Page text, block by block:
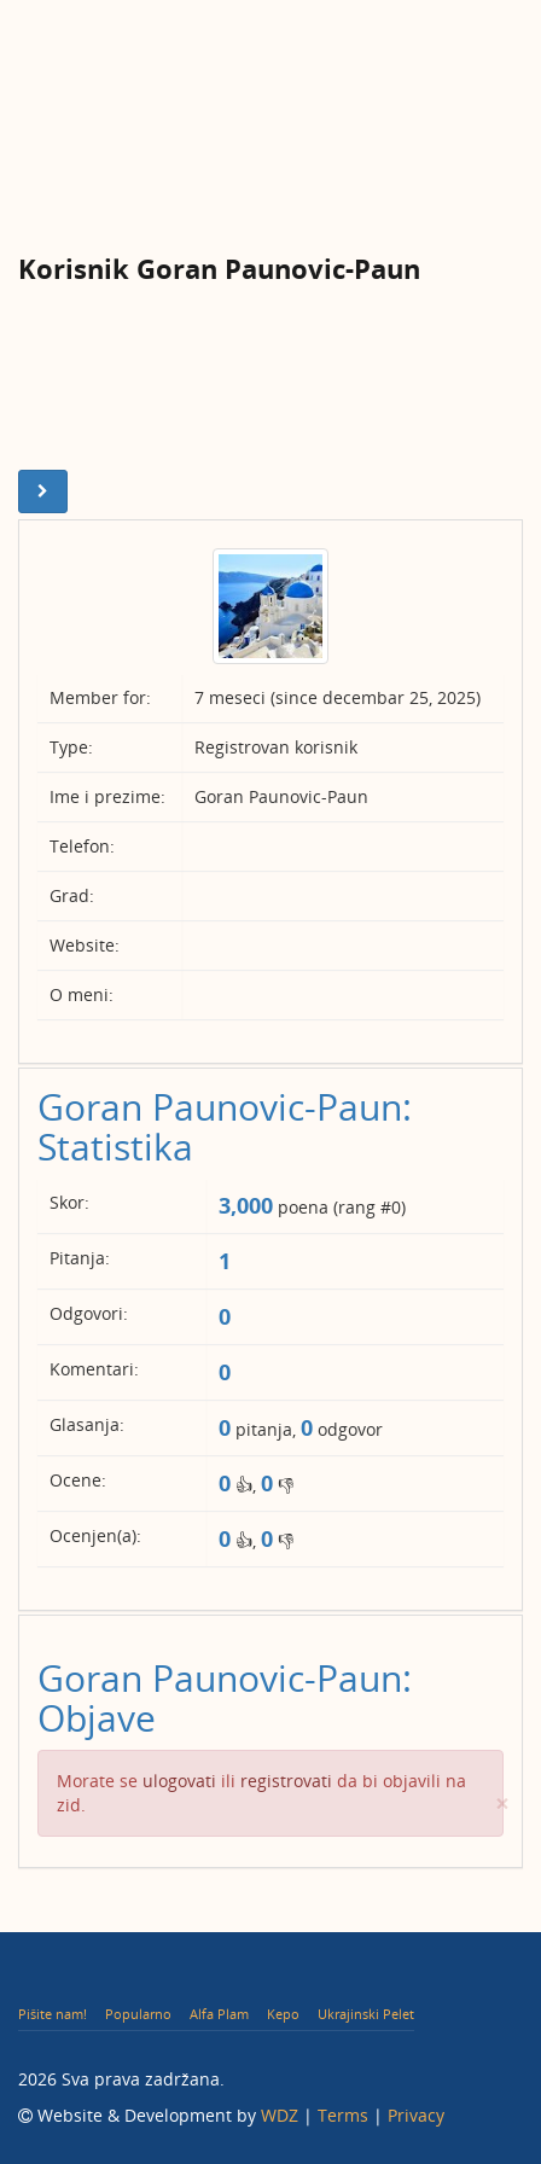
Korisnik Goran Paunovic-Paun
Member for: 7 meseci (since decembar 25, 2025)
Type: Registrovan korisnik
Ime i prezime: Goran Paunovic-Paun
Telefon:
Grad:
Website:
O meni:
Goran Paunovic-Paun:
Statistika
Skor: 3,000 poena (rang #0)
Pitanja: 1
Odgovori: 0
Komentari: 0
Glasanja: 0 pitanja, 0 odgovor
Ocene: 0 👍, 0 👎
Ocenjen(a): 0 👍, 0 👎
Goran Paunovic-Paun:
Objave
Morate se ulogovati ili registrovati da bi objavili na
zid.
×
Pišite nam! Popularno Alfa Plam Kepo Ukrajinski Pelet
2026 Sva prava zadržana.
Website & Development by WDZ | Terms | Privacy